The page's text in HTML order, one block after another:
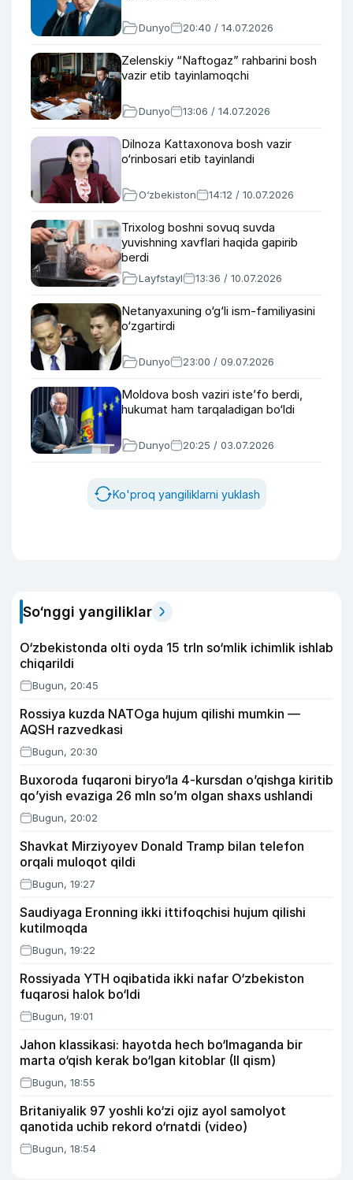
Dunyo 20:40 / 14.07.2026
Zelenskiy “Naftogaz” rahbarini bosh
vazir etib tayinlamoqchi
Dunyo 13:06 / 14.07.2026
Dilnoza Kattaxonova bosh vazir
o‘rinbosari etib tayinlandi
O‘zbekiston 14:12 / 10.07.2026
Trixolog boshni sovuq suvda
yuvishning xavflari haqida gapirib
berdi
Layfstayl 13:36 / 10.07.2026
Netanyaxuning o‘g‘li ism-familiyasini
o‘zgartirdi
Dunyo 23:00 / 09.07.2026
Moldova bosh vaziri iste’fo berdi,
hukumat ham tarqaladigan bo‘ldi
Dunyo 20:25 / 03.07.2026
Ko'proq yangiliklarni yuklash
So‘nggi yangiliklar
O‘zbekistonda olti oyda 15 trln so‘mlik ichimlik ishlab
chiqarildi
Bugun, 20:45
Rossiya kuzda NATOga hujum qilishi mumkin —
AQSH razvedkasi
Bugun, 20:30
Buxoroda fuqaroni biryo‘la 4-kursdan o’qishga kiritib
qo’yish evaziga 26 mln so’m olgan shaxs ushlandi
Bugun, 20:02
Shavkat Mirziyoyev Donald Tramp bilan telefon
orqali muloqot qildi
Bugun, 19:27
Saudiyaga Eronning ikki ittifoqchisi hujum qilishi
kutilmoqda
Bugun, 19:22
Rossiyada YTH oqibatida ikki nafar O‘zbekiston
fuqarosi halok bo‘ldi
Bugun, 19:01
Jahon klassikasi: hayotda hech bo‘lmaganda bir
marta o‘qish kerak bo‘lgan kitoblar (II qism)
Bugun, 18:55
Britaniyalik 97 yoshli ko‘zi ojiz ayol samolyot
qanotida uchib rekord o‘rnatdi (video)
Bugun, 18:54